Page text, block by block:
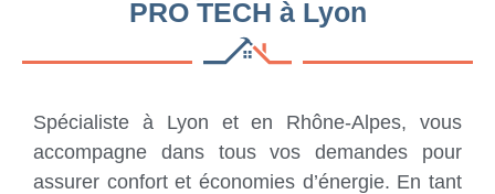
PRO TECH à Lyon
Spécialiste à Lyon et en Rhône-Alpes, vous
accompagne dans tous vos demandes pour
assurer confort et économies d’énergie. En tant